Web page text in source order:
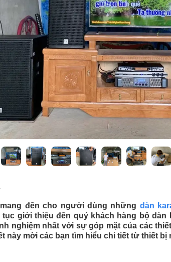
đến cho người dùng những dàn
tục giới thiệu đến quý khách hàng bộ dàn
nghiệm nhất với sự góp mặt của các
này mời các bạn tìm hiểu chi tiết từ thiết bị